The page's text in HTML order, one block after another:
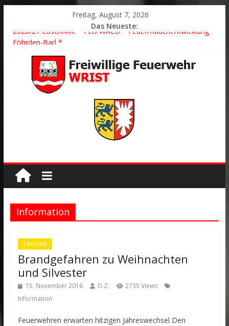
Freitag, August 7, 2026
Das Neueste:
2026/21 Löschhilfe * FEU WALD * Feuer/Rauchentwicklung *
2026/24 * TH G Y * PKW überschlagen *
2026/23 TH K Y * Person in festsitzendem Aufzug *
2026/22 TH Y * VU * 1 Person klemmt * Hingstheide
Der schönste Einsatz des Jahres 2026
Information
Termine
Brandgefahren zu Weihnachten
und Silvester
15. November 2016 D.Z.
2735 Views
Information
Feuerwehren erwarten hitzigen Jahreswechsel Den